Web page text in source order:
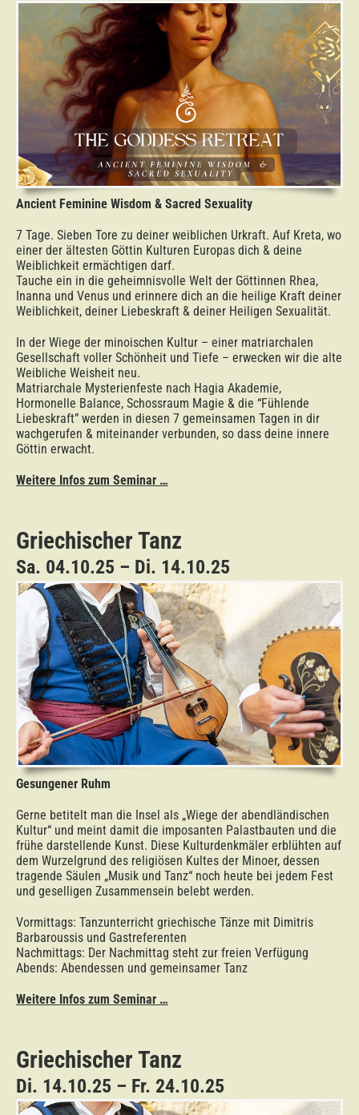
Ancient Feminine Wisdom & Sacred Sexuality
7 Tage. Sieben Tore zu deiner weiblichen Urkraft. Auf Kreta, wo
einer der ältesten Göttin Kulturen Europas dich & deine
Weiblichkeit ermächtigen darf.
Tauche ein in die geheimnisvolle Welt der Göttinnen Rhea,
Inanna und Venus und erinnere dich an die heilige Kraft deiner
Weiblichkeit, deiner Liebeskraft & deiner Heiligen Sexualität.
In der Wiege der minoischen Kultur – einer matriarchalen
Gesellschaft voller Schönheit und Tiefe – erwecken wir die alte
Weibliche Weisheit neu.
Matriarchale Mysterienfeste nach Hagia Akademie,
Hormonelle Balance, Schossraum Magie & die “Fühlende
Liebeskraft” werden in diesen 7 gemeinsamen Tagen in dir
wachgerufen & miteinander verbunden, so dass deine innere
Göttin erwacht.
Weitere Infos zum Seminar …
Griechischer Tanz
Sa. 04.10.25 – Di. 14.10.25
Gesungener Ruhm
Gerne betitelt man die Insel als „Wiege der abendländischen
Kultur“ und meint damit die imposanten Palastbauten und die
frühe darstellende Kunst. Diese Kulturdenkmäler erblühten auf
dem Wurzelgrund des religiösen Kultes der Minoer, dessen
tragende Säulen „Musik und Tanz“ noch heute bei jedem Fest
und geselligen Zusammensein belebt werden.
Vormittags: Tanzunterricht griechische Tänze mit Dimitris
Barbaroussis und Gastreferenten
Nachmittags: Der Nachmittag steht zur freien Verfügung
Abends: Abendessen und gemeinsamer Tanz
Weitere Infos zum Seminar …
Griechischer Tanz
Di. 14.10.25 – Fr. 24.10.25